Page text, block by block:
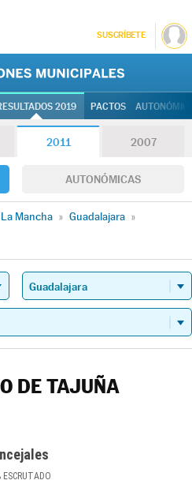
SUSCRÍBETE
2019 PACTOS
2011 2007
AUTONÓMICAS
Mancha » Guadalajara »
DE TAJUÑA
ESCRUTADO